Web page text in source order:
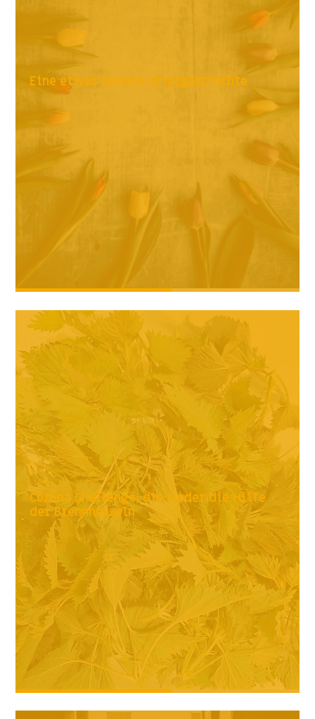
Eine etwas andere Ostergeschichte
Corona Challenge, die 3 oder die Hilfe
der Brennnesseln